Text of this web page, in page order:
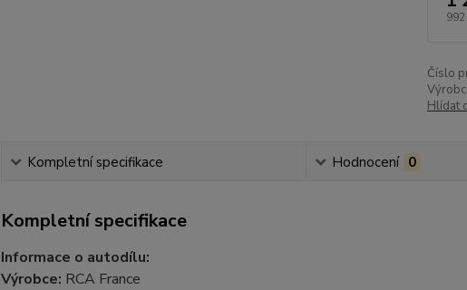
992
Číslo
Hlídat
Kompletní specifikace Hodnocení 0
Kompletní specifikace
Informace o autodílu:
Výrobce: RCA France